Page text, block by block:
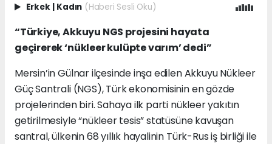
Erkek | Kadın (Haberi Sesli Oku)
“Türkiye, Akkuyu NGS projesini hayata
geçirerek ‘nükleer kulüpte varım’ dedi”
Mersin’in Gülnar ilçesinde inşa edilen Akkuyu Nükleer
Güç Santrali (NGS), Türk ekonomisinin en gözde
projelerinden biri. Sahaya ilk parti nükleer yakıtın
getirilmesiyle “nükleer tesis” statüsüne kavuşan
santral, ülkenin 68 yıllık hayalinin Türk-Rus iş birliği ile